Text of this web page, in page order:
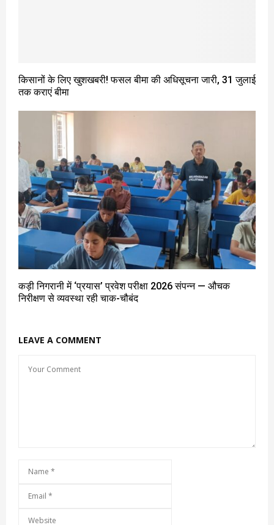
किसानों के लिए खुशखबरी! फसल बीमा की अधिसूचना जारी, 31 जुलाई
तक कराएं बीमा
कड़ी निगरानी में ‘प्रयास’ प्रवेश परीक्षा 2026 संपन्न — औचक
निरीक्षण से व्यवस्था रही चाक-चौबंद
LEAVE A COMMENT